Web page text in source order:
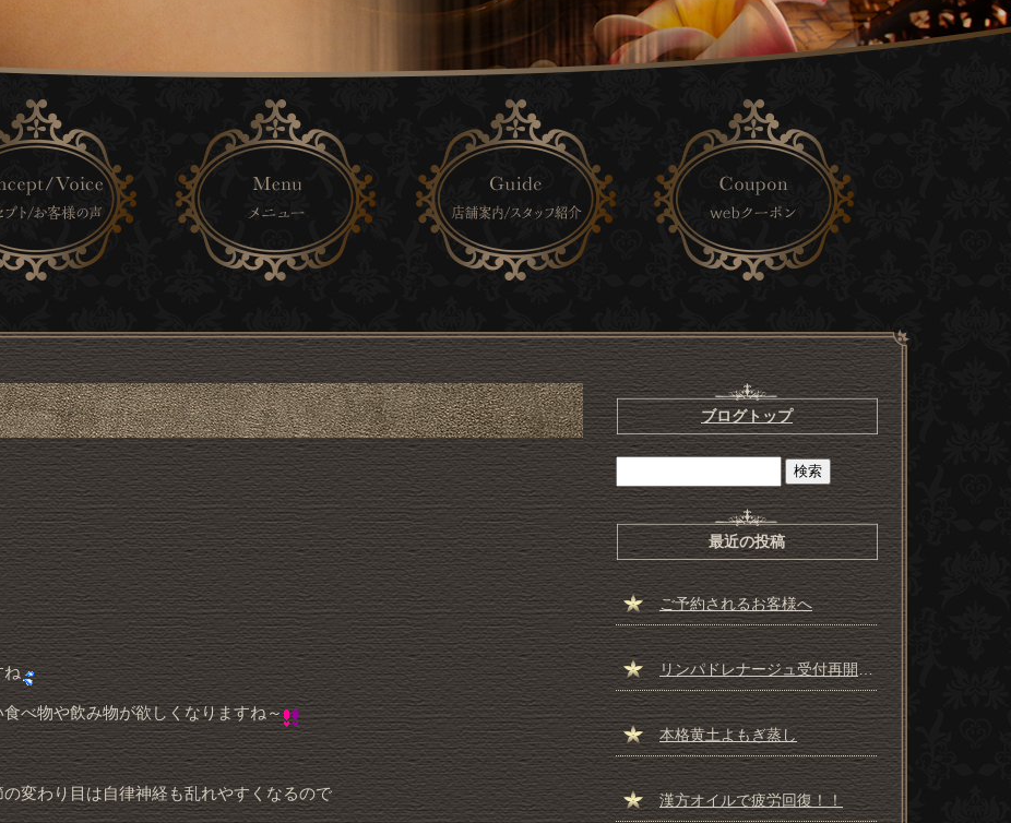
ね
べ物や飲み物が欲しくなりますね～
変わり目は自律神経も乱れやすくなるので
ブログトップ
最近の投稿
ご予約されるお客様へ
リンパドレナージュ受付再開しました☆彡
本格黄土よもぎ蒸し
漢方オイルで疲労回復！！